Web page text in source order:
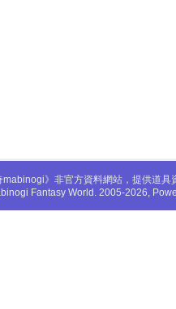
》非官方資料網站，提供道
Fantasy World. 2005-2026,